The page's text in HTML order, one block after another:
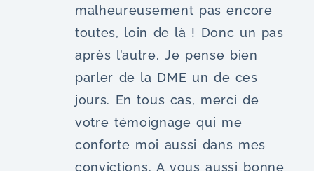
malheureusement pas encore
toutes, loin de là ! Donc un pas
après l’autre. Je pense bien
parler de la DME un de ces
jours. En tous cas, merci de
votre témoignage qui me
conforte moi aussi dans mes
convictions. A vous aussi bonne